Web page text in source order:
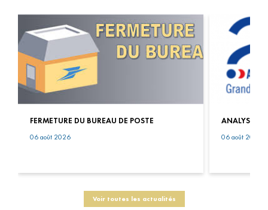
FERMETURE DU BUREAU DE POSTE
06 août 2026
ANALYSE
06 août 2026
Voir toutes les actualités